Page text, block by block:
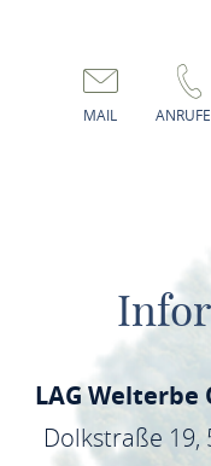
MAIL
LAG
Dolkstraße 19,